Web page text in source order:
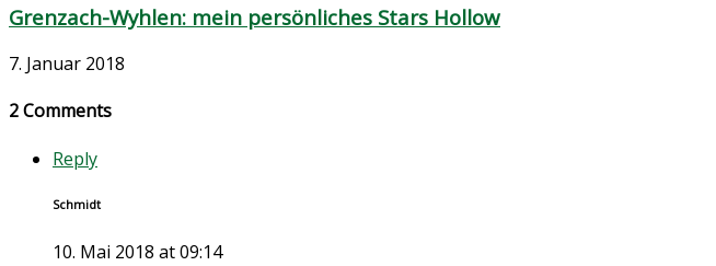
Grenzach-Wyhlen: mein persönliches Stars Hollow
7. Januar 2018
2 Comments
Reply
Schmidt
10. Mai 2018 at 09:14